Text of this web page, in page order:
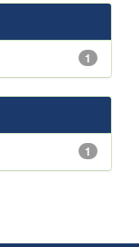
1
1